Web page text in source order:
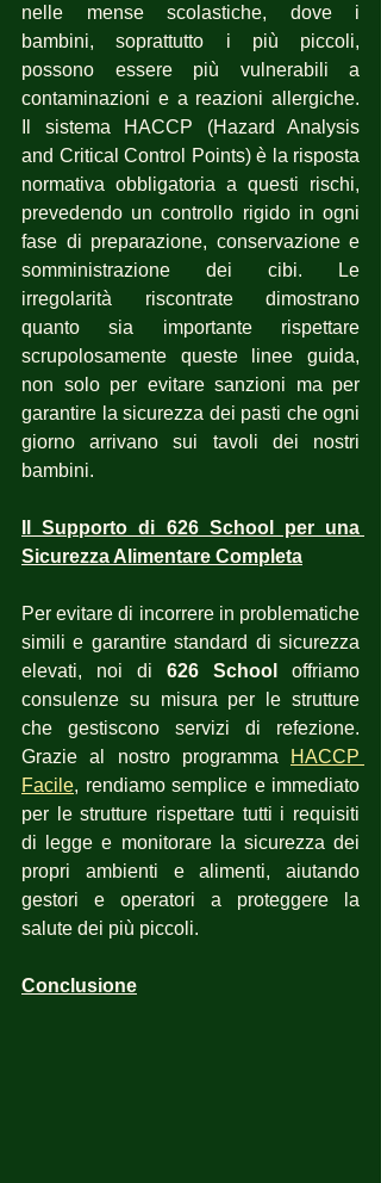
nelle mense scolastiche, dove i
bambini, soprattutto i più piccoli,
possono essere più vulnerabili a
contaminazioni e a reazioni allergiche.
Il sistema HACCP (Hazard Analysis
and Critical Control Points) è la risposta
normativa obbligatoria a questi rischi,
prevedendo un controllo rigido in ogni
fase di preparazione, conservazione e
somministrazione dei cibi. Le
irregolarità riscontrate dimostrano
quanto sia importante rispettare
scrupolosamente queste linee guida,
non solo per evitare sanzioni ma per
garantire la sicurezza dei pasti che ogni
giorno arrivano sui tavoli dei nostri
bambini.
Il Supporto di 626 School per una
Sicurezza Alimentare Completa
Per evitare di incorrere in problematiche
simili e garantire standard di sicurezza
elevati, noi di 626 School
offriamo
consulenze su misura per le strutture
che gestiscono servizi di refezione.
Grazie al nostro programma
HACCP
Facile, rendiamo semplice e immediato
per le strutture rispettare tutti i requisiti
di legge e monitorare la sicurezza dei
propri ambienti e alimenti, aiutando
gestori e operatori a proteggere la
salute dei più piccoli.
Conclusione